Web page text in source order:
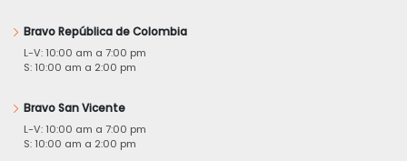
Bravo República de Colombia
L-V: 10:00 am a 7:00 pm
S: 10:00 am a 2:00 pm
Bravo San Vicente
L-V: 10:00 am a 7:00 pm
S: 10:00 am a 2:00 pm